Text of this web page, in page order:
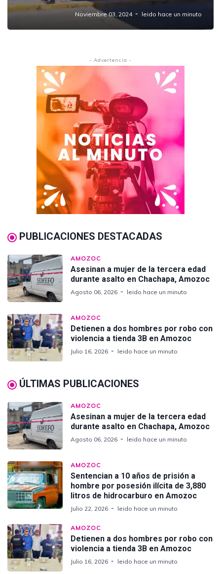
Noviembre 03, 2024 leido hace un minuto
- Advertencia -
PUBLICACIONES DESTACADAS
AMOZOC
Asesinan a mujer de la tercera edad
durante asalto en Chachapa, Amozoc
Agosto 06, 2026 leido hace un minuto
AMOZOC
Detienen a dos hombres por robo con
violencia a tienda 3B en Amozoc
Julio 16, 2026 leido hace un minuto
ÚLTIMAS PUBLICACIONES
AMOZOC
Asesinan a mujer de la tercera edad
durante asalto en Chachapa, Amozoc
Agosto 06, 2026 leido hace un minuto
AMOZOC
Sentencian a 10 años de prisión a
hombre por posesión ilícita de 3,880
litros de hidrocarburo en Amozoc
Julio 22, 2026 leido hace un minuto
AMOZOC
Detienen a dos hombres por robo con
violencia a tienda 3B en Amozoc
Julio 16, 2026 leido hace un minuto